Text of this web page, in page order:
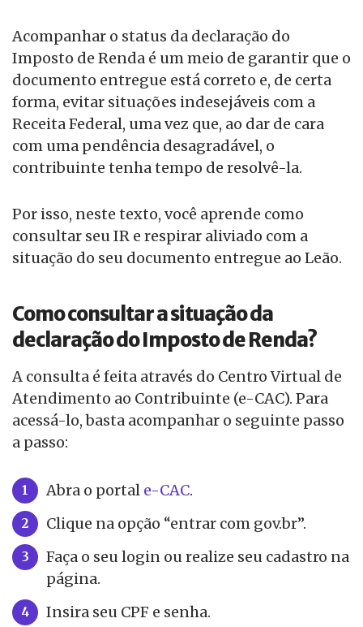
Acompanhar o status da declaração do
Imposto de Renda é um meio de garantir que o
documento entregue está correto e, de certa
forma, evitar situações indesejáveis com a
Receita Federal, uma vez que, ao dar de cara
com uma pendência desagradável, o
contribuinte tenha tempo de resolvê-la.
Por isso, neste texto, você aprende como
consultar seu IR e respirar aliviado com a
situação do seu documento entregue ao Leão.
Como consultar a situação da
declaração do Imposto de Renda?
A consulta é feita através do Centro Virtual de
Atendimento ao Contribuinte (e-CAC). Para
acessá-lo, basta acompanhar o seguinte passo
a passo:
Abra o portal e-CAC.
Clique na opção “entrar com gov.br”.
Faça o seu login ou realize seu cadastro na
página.
Insira seu CPF e senha.